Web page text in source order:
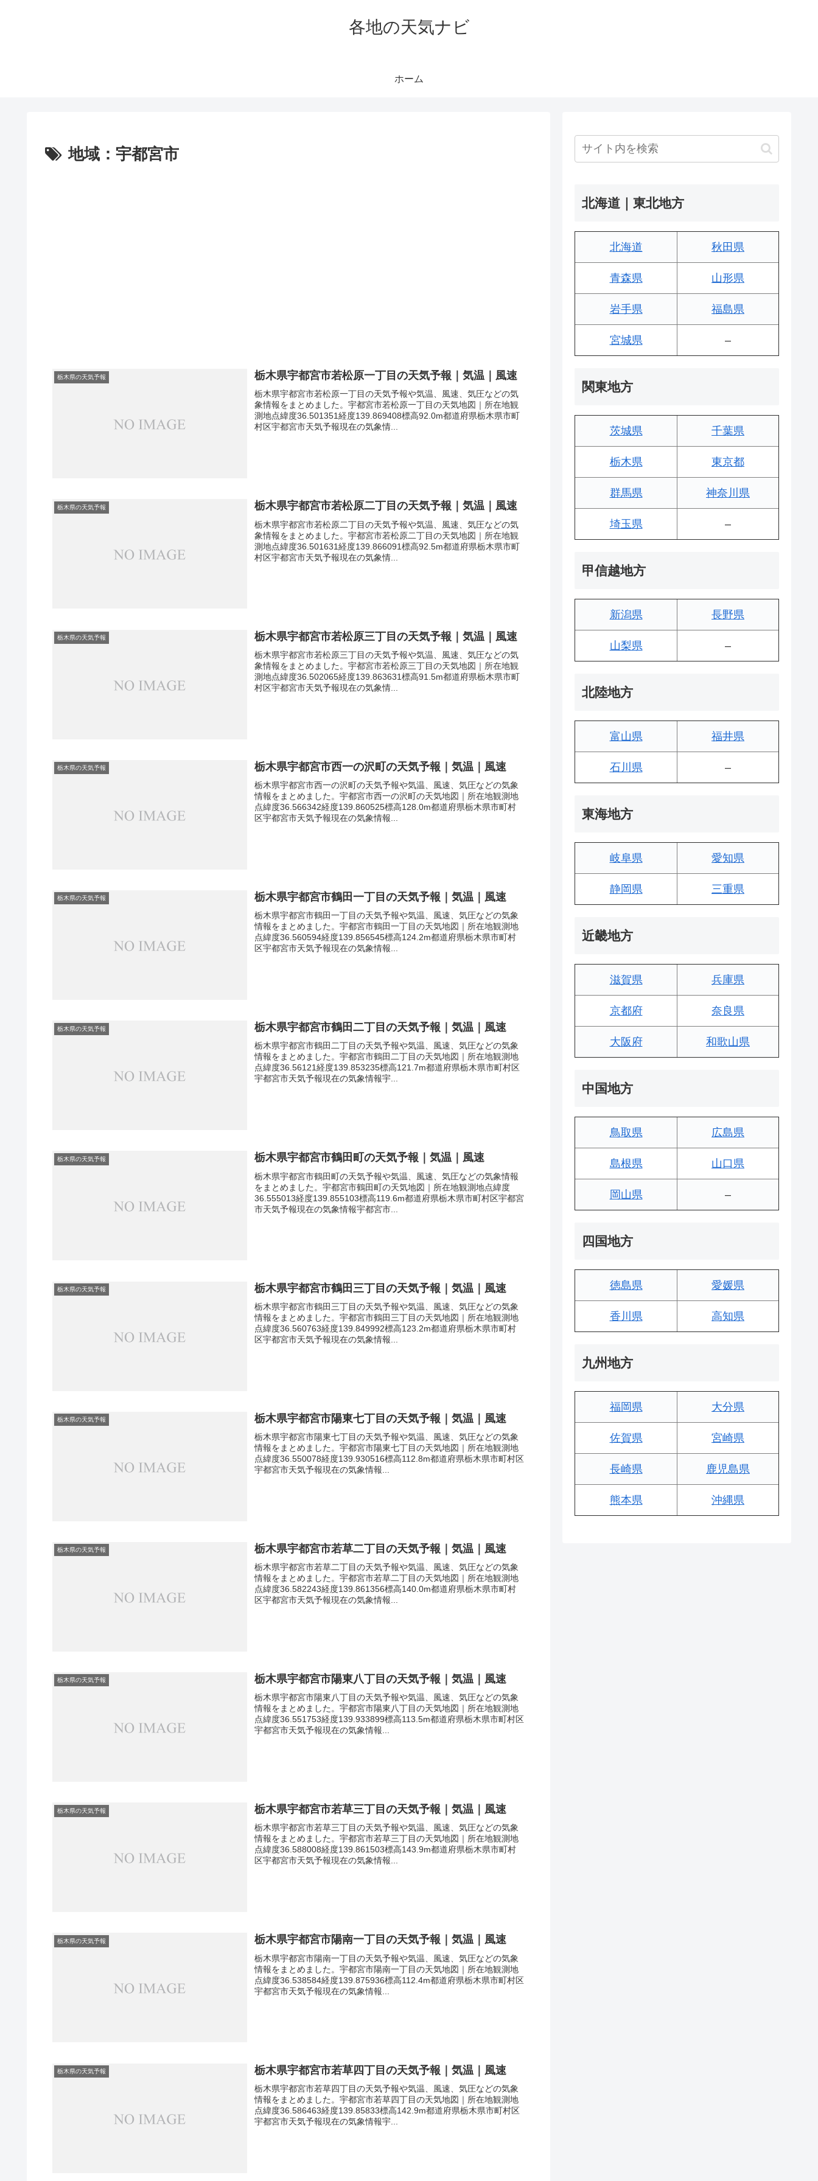
各地の天気ナビ
ホーム
地域：宇都宮市
栃木県の天気予報 栃木県宇都宮市若松原一丁目の天気予報｜気温｜風速
栃木県宇都宮市若松原一丁目の天気予報や気温、風速、気圧などの気
象情報をまとめました。宇都宮市若松原一丁目の天気地図｜所在地観
測地点緯度36.501351経度139.869408標高92.0m都道府県栃木県市町
村区宇都宮市天気予報現在の気象情...
栃木県の天気予報 栃木県宇都宮市若松原二丁目の天気予報｜気温｜風速
栃木県宇都宮市若松原二丁目の天気予報や気温、風速、気圧などの気
象情報をまとめました。宇都宮市若松原二丁目の天気地図｜所在地観
測地点緯度36.501631経度139.866091標高92.5m都道府県栃木県市町
村区宇都宮市天気予報現在の気象情...
栃木県の天気予報 栃木県宇都宮市若松原三丁目の天気予報｜気温｜風速
栃木県宇都宮市若松原三丁目の天気予報や気温、風速、気圧などの気
象情報をまとめました。宇都宮市若松原三丁目の天気地図｜所在地観
測地点緯度36.502065経度139.863631標高91.5m都道府県栃木県市町
村区宇都宮市天気予報現在の気象情...
栃木県の天気予報 栃木県宇都宮市西一の沢町の天気予報｜気温｜風速
栃木県宇都宮市西一の沢町の天気予報や気温、風速、気圧などの気象
情報をまとめました。宇都宮市西一の沢町の天気地図｜所在地観測地
点緯度36.566342経度139.860525標高128.0m都道府県栃木県市町村
区宇都宮市天気予報現在の気象情報...
栃木県の天気予報 栃木県宇都宮市鶴田一丁目の天気予報｜気温｜風速
栃木県宇都宮市鶴田一丁目の天気予報や気温、風速、気圧などの気象
情報をまとめました。宇都宮市鶴田一丁目の天気地図｜所在地観測地
点緯度36.560594経度139.856545標高124.2m都道府県栃木県市町村
区宇都宮市天気予報現在の気象情報...
栃木県の天気予報 栃木県宇都宮市鶴田二丁目の天気予報｜気温｜風速
栃木県宇都宮市鶴田二丁目の天気予報や気温、風速、気圧などの気象
情報をまとめました。宇都宮市鶴田二丁目の天気地図｜所在地観測地
点緯度36.56121経度139.853235標高121.7m都道府県栃木県市町村区
宇都宮市天気予報現在の気象情報宇...
栃木県の天気予報 栃木県宇都宮市鶴田町の天気予報｜気温｜風速
栃木県宇都宮市鶴田町の天気予報や気温、風速、気圧などの気象情報
をまとめました。宇都宮市鶴田町の天気地図｜所在地観測地点緯度
36.555013経度139.855103標高119.6m都道府県栃木県市町村区宇都宮
市天気予報現在の気象情報宇都宮市...
栃木県の天気予報 栃木県宇都宮市鶴田三丁目の天気予報｜気温｜風速
栃木県宇都宮市鶴田三丁目の天気予報や気温、風速、気圧などの気象
情報をまとめました。宇都宮市鶴田三丁目の天気地図｜所在地観測地
点緯度36.560763経度139.849992標高123.2m都道府県栃木県市町村
区宇都宮市天気予報現在の気象情報...
栃木県の天気予報 栃木県宇都宮市陽東七丁目の天気予報｜気温｜風速
栃木県宇都宮市陽東七丁目の天気予報や気温、風速、気圧などの気象
情報をまとめました。宇都宮市陽東七丁目の天気地図｜所在地観測地
点緯度36.550078経度139.930516標高112.8m都道府県栃木県市町村区
宇都宮市天気予報現在の気象情報...
栃木県の天気予報 栃木県宇都宮市若草二丁目の天気予報｜気温｜風速
栃木県宇都宮市若草二丁目の天気予報や気温、風速、気圧などの気象
情報をまとめました。宇都宮市若草二丁目の天気地図｜所在地観測地
点緯度36.582243経度139.861356標高140.0m都道府県栃木県市町村
区宇都宮市天気予報現在の気象情報...
栃木県の天気予報 栃木県宇都宮市陽東八丁目の天気予報｜気温｜風速
栃木県宇都宮市陽東八丁目の天気予報や気温、風速、気圧などの気象
情報をまとめました。宇都宮市陽東八丁目の天気地図｜所在地観測地
点緯度36.551753経度139.933899標高113.5m都道府県栃木県市町村区
宇都宮市天気予報現在の気象情報...
栃木県の天気予報 栃木県宇都宮市若草三丁目の天気予報｜気温｜風速
栃木県宇都宮市若草三丁目の天気予報や気温、風速、気圧などの気象
情報をまとめました。宇都宮市若草三丁目の天気地図｜所在地観測地
点緯度36.588008経度139.861503標高143.9m都道府県栃木県市町村
区宇都宮市天気予報現在の気象情報...
栃木県の天気予報 栃木県宇都宮市陽南一丁目の天気予報｜気温｜風速
栃木県宇都宮市陽南一丁目の天気予報や気温、風速、気圧などの気象
情報をまとめました。宇都宮市陽南一丁目の天気地図｜所在地観測地
点緯度36.538584経度139.875936標高112.4m都道府県栃木県市町村区
宇都宮市天気予報現在の気象情報...
栃木県の天気予報 栃木県宇都宮市若草四丁目の天気予報｜気温｜風速
栃木県宇都宮市若草四丁目の天気予報や気温、風速、気圧などの気象
情報をまとめました。宇都宮市若草四丁目の天気地図｜所在地観測地
点緯度36.586463経度139.85833標高142.9m都道府県栃木県市町村区
宇都宮市天気予報現在の気象情報宇...
北海道｜東北地方
北海道 秋田県
青森県 山形県
岩手県 福島県
宮城県 –
関東地方
茨城県 千葉県
栃木県 東京都
群馬県 神奈川県
埼玉県 –
甲信越地方
新潟県 長野県
山梨県 –
北陸地方
富山県 福井県
石川県 –
東海地方
岐阜県 愛知県
静岡県 三重県
近畿地方
滋賀県 兵庫県
京都府 奈良県
大阪府 和歌山県
中国地方
鳥取県 広島県
島根県 山口県
岡山県 –
四国地方
徳島県 愛媛県
香川県 高知県
九州地方
福岡県 大分県
佐賀県 宮崎県
長崎県 鹿児島県
熊本県 沖縄県